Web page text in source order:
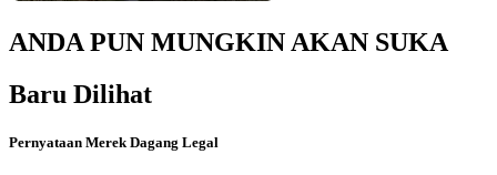
ANDA PUN MUNGKIN AKAN SUKA
Baru Dilihat
Pernyataan Merek Dagang Legal